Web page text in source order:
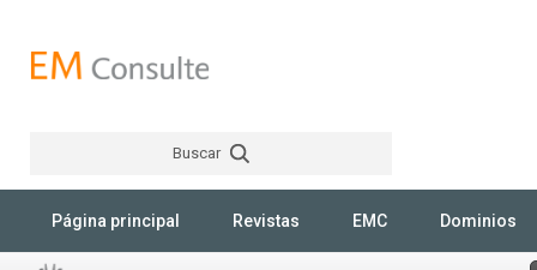
Buscar
Página principal Revistas EMC Dominios